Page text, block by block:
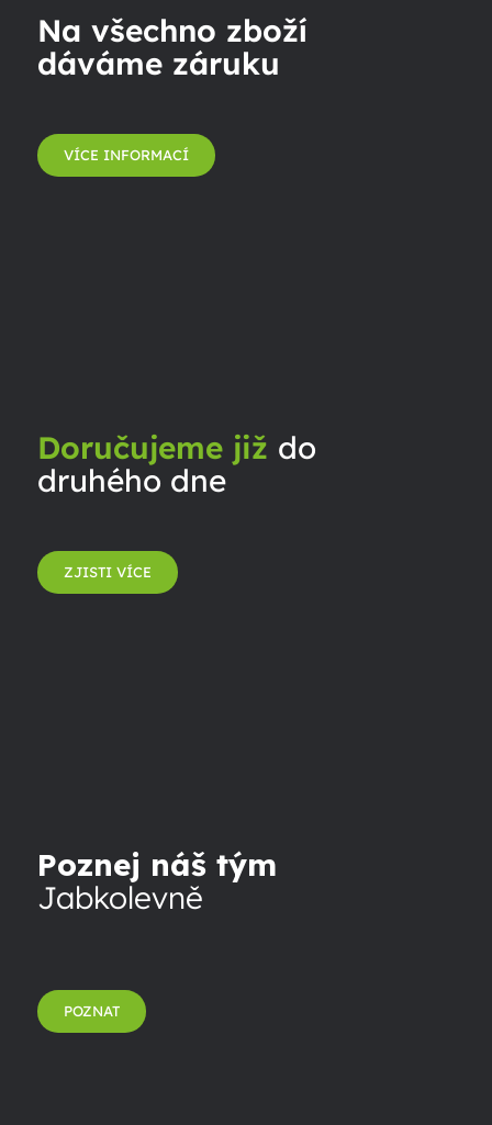
Na všechno zboží
dáváme záruku
VÍCE INFORMACÍ
Doručujeme již do
druhého dne
ZJISTI VÍCE
Poznej náš tým
Jabkolevně
POZNAT